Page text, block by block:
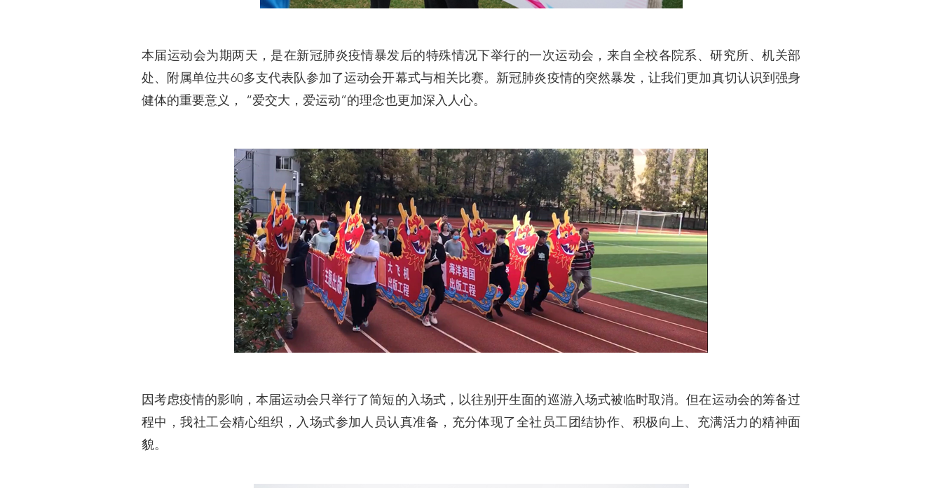
本届运动会为期两天，是在新冠肺炎疫情暴发后的特殊情况下举行的一次运动会，来自全校各院系、研究所、机关部
处、附属单位共60多支代表队参加了运动会开幕式与相关比赛。新冠肺炎疫情的突然暴发，让我们更加真切认识到强身
健体的重要意义， “爱交大，爱运动”的理念也更加深入人心。
因考虑疫情的影响，本届运动会只举行了简短的入场式，以往别开生面的巡游入场式被临时取消。但在运动会的筹备过
程中，我社工会精心组织，入场式参加人员认真准备，充分体现了全社员工团结协作、积极向上、充满活力的精神面
貌。